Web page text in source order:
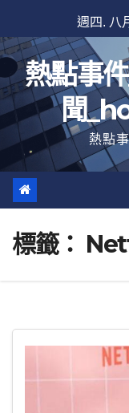
至
內
容
週四. 八
熱點事
聞
熱點
標籤：